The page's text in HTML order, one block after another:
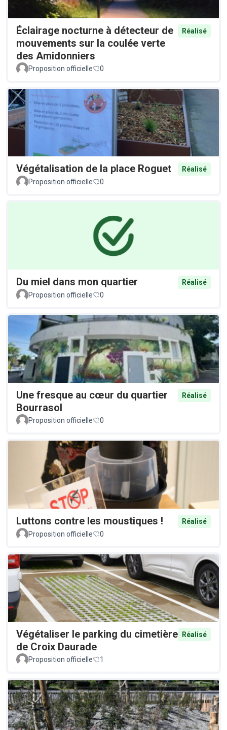
Éclairage nocturne à détecteur de
mouvements sur la coulée verte
des Amidonniers
Réalisé
Proposition officielle 0
Végétalisation de la place Roguet
Réalisé
Proposition officielle
0
Du miel dans mon quartier
Réalisé
Proposition officielle
0
Une fresque au cœur du quartier
Bourrasol
Réalisé
Proposition officielle 0
Luttons contre les moustiques !
Réalisé
Proposition officielle
0
Végétaliser le parking du cimetière
de Croix Daurade
Réalisé
Proposition officielle 1